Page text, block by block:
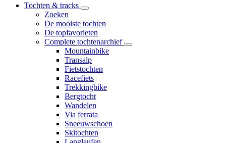
Tochten & tracks
Zoeken
De mooiste tochten
De topfavorieten
Complete tochtenarchief
Mountainbike
Transalp
Fietstochten
Racefiets
Trekkingbike
Bergtocht
Wandelen
Via ferrata
Sneeuwschoen
Skitochten